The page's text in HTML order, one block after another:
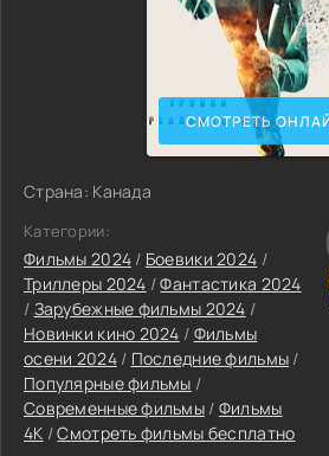
СМОТРЕТЬ
Страна: Канада
Категории:
Фильмы 2024 / Боевики 2024 /
Триллеры 2024 /Фантастика 2024
/ Зарубежные фильмы 2024 /
Новинки кино 2024 / Фильмы
осени 2024/ Последние фильмы /
Популярные фильмы /
Современные фильмы / Фильмы
4K /Смотреть фильмы бесплатно